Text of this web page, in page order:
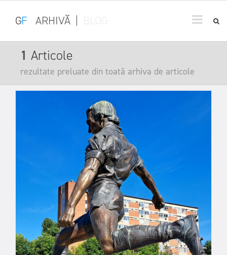
GF ARHIVĂ
1 Articole
rezultate preluate din toată arhiva de articole